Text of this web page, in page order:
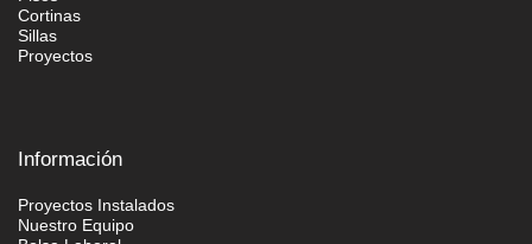
Cortinas
Sillas
Proyectos
Información
Proyectos Instalados
Nuestro Equipo